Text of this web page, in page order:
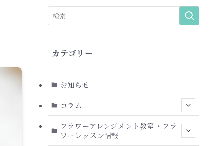
カテゴリー
お知らせ
コラム
フラワーアレンジメント教室・フラ
ワーレッスン情報